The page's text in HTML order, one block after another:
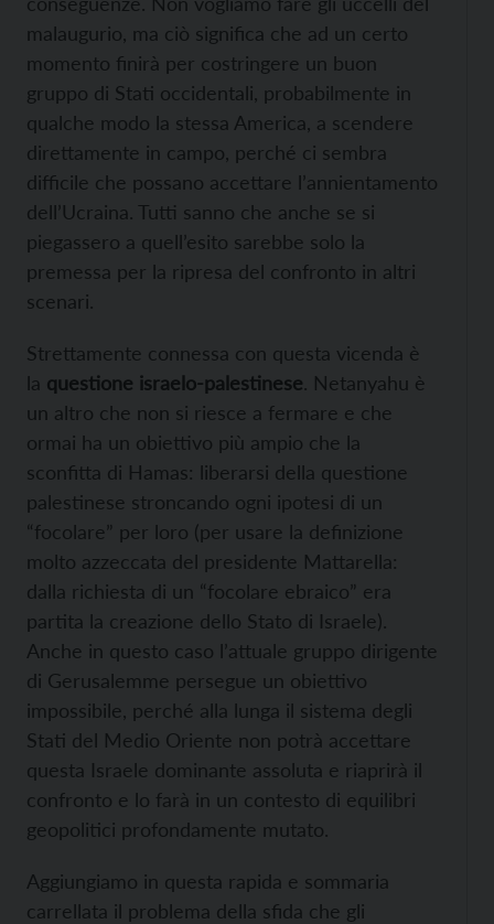
malaugurio, ma ciò significa che ad un certo
momento finirà per costringere un buon
gruppo di Stati occidentali, probabilmente in
qualche modo la stessa America, a scendere
direttamente in campo, perché ci sembra
difficile che possano accettare l’annientamento
dell’Ucraina. Tutti sanno che anche se si
piegassero a quell’esito sarebbe solo la
premessa per la ripresa del confronto in altri
scenari.
Strettamente connessa con questa vicenda è
la questione israelo-palestinese. Netanyahu è
un altro che non si riesce a fermare e che
ormai ha un obiettivo più ampio che la
sconfitta di Hamas: liberarsi della questione
palestinese stroncando ogni ipotesi di un
“focolare” per loro (per usare la definizione
molto azzeccata del presidente Mattarella:
dalla richiesta di un “focolare ebraico” era
partita la creazione dello Stato di Israele).
Anche in questo caso l’attuale gruppo dirigente
di Gerusalemme persegue un obiettivo
impossibile, perché alla lunga il sistema degli
Stati del Medio Oriente non potrà accettare
questa Israele dominante assoluta e riaprirà il
confronto e lo farà in un contesto di equilibri
geopolitici profondamente mutato.
Aggiungiamo in questa rapida e sommaria
carrellata il problema della sfida che gli